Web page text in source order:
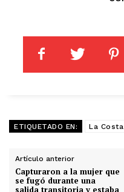
ETIQUETADO EN: La Costa
Artículo anterior
Capturaron a la mujer que
se fugó durante una
salida transitoria y estaba